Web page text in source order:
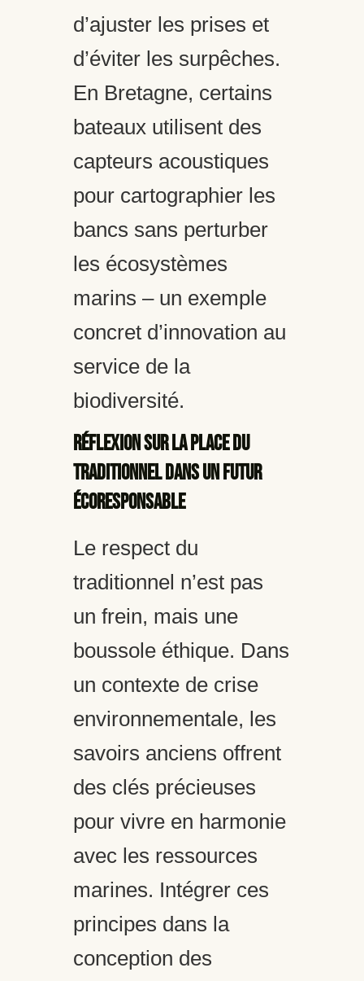
d’ajuster les prises et
d’éviter les surpêches.
En Bretagne, certains
bateaux utilisent des
capteurs acoustiques
pour cartographier les
bancs sans perturber
les écosystèmes
marins – un exemple
concret d’innovation au
service de la
biodiversité.
Réflexion sur la place du
traditionnel dans un futur
écoresponsable
Le respect du
traditionnel n’est pas
un frein, mais une
boussole éthique. Dans
un contexte de crise
environnementale, les
savoirs anciens offrent
des clés précieuses
pour vivre en harmonie
avec les ressources
marines. Intégrer ces
principes dans la
conception des